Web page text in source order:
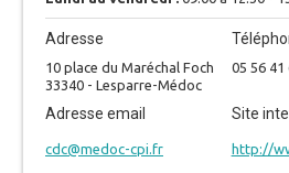
Adresse
10 place du Maréchal Foch
33340 - Lesparre-Médoc
05 56 41
Adresse email
cdc@medoc-cpi.fr
Site
http://